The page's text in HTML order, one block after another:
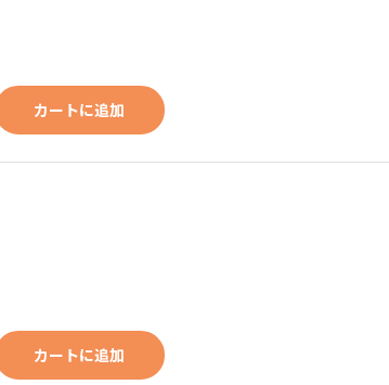
カートに追加
カートに追加